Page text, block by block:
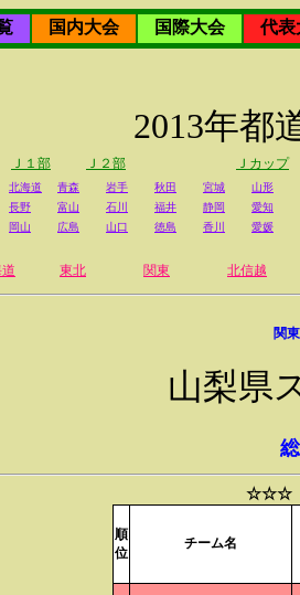
国内大会 国際大会
代表
2013年都
Ｊ１部 Ｊ２部 Ｊカップ
北海道 青森 岩手 秋田 宮城
山形
長野 富山 石川 福井 静岡
愛知
岡山 広島 山口 徳島 香川 愛媛
東北 関東 北信越
関
山梨県
☆☆☆
順
位
チーム名